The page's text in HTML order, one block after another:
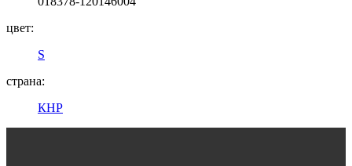
цвет:
S
страна:
КНР